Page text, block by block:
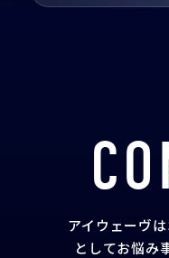
アイウェーヴ
としてお悩み